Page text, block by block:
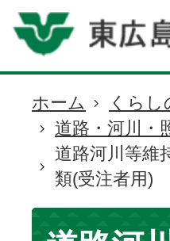
現
在
置
ホーム くらし
道路・河川・
道路河川等維
類(受注者用)